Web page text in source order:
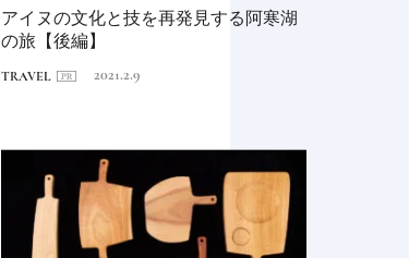
アイヌの文化と技を再発見する阿寒湖
の旅【後編】
TRAVEL 2021.2.9
自然と人をつなぐランド
スケープが誕生
TRAVEL 2022.6.11
ミ）」実は謎が多いワタ
ツミ。その実体は海の
神！？日本人なら知って
おきたいニッポンの神様
名鑑
TRADITION